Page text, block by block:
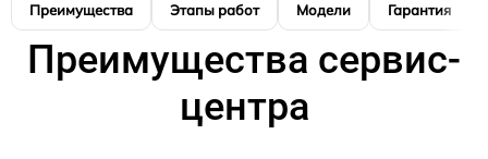
Преимущества Этапы работ Модели Гарантия
Преимущества сервис-
центра